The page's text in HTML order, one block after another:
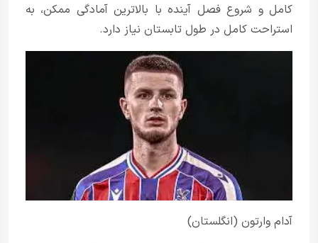
کامل و شروع فصل آینده با بالاترین آمادگی ممکن، به
استراحت کامل در طول تابستان نیاز دارد.
آدام وارتون (انگلستان)